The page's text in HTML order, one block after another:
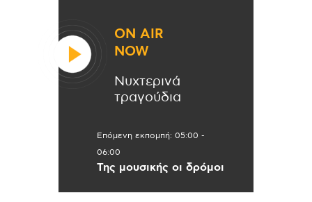
ON AIR
NOW
Νυχτερινά
τραγούδια
Επόμενη εκπομπή: 05:00 -
06:00
Της μουσικής οι δρόμοι